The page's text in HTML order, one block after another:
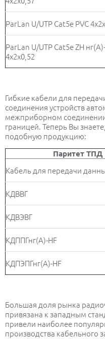
ParLan U/UTP Cat5e PVC
ParLan U/UTP Cat5e ZH
4х2х0,52
Гибкие кабели для
соединения устройств
межприборном
границей. Теперь Вы
подобную продукцию:
Паритет ТПД
Кабель для передачи
КДВВГ
КДВЭВГ
КДППГнг(А)-HF
КДПЭПГнг(А)-HF
Большая доля рынка
привязана к западным
привели наиболее
производства кабельного